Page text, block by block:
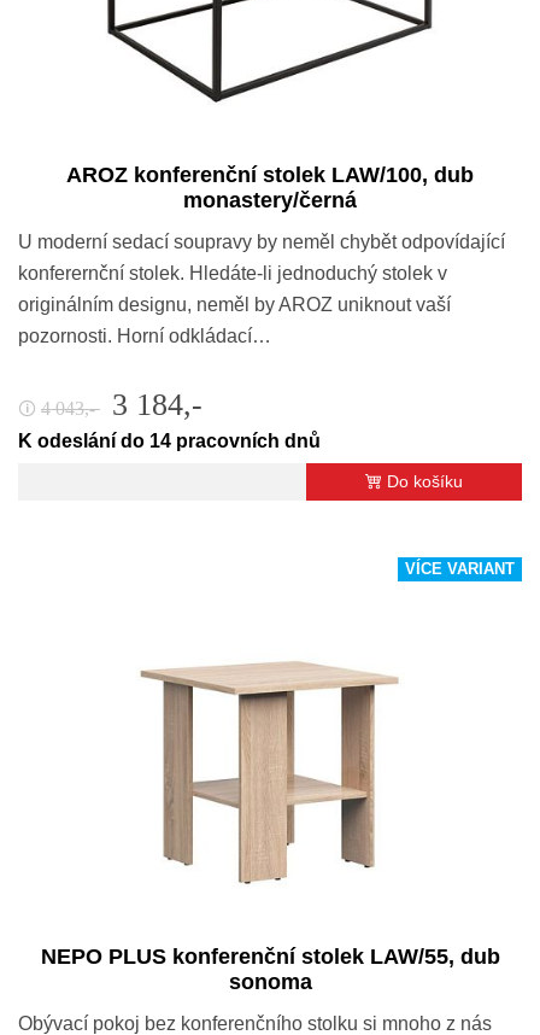
AROZ konferenční stolek LAW/100, dub
monastery/černá
U moderní sedací soupravy by neměl chybět odpovídající
konferernční stolek. Hledáte-li jednoduchý stolek v
originálním designu, neměl by AROZ uniknout vaší
pozornosti. Horní odkládací…
🛈 4 043,- 3 184,-
K odeslání do 14 pracovních dnů
Do košíku
VÍCE VARIANT
NEPO PLUS konferenční stolek LAW/55, dub
sonoma
Obývací pokoj bez konferenčního stolku si mnoho z nás